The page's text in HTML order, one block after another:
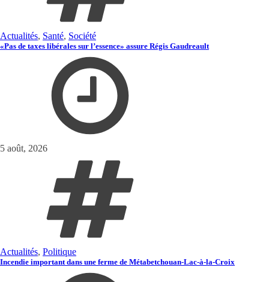
Actualités, Santé, Société
«Pas de taxes libérales sur l’essence» assure Régis Gaudreault
5 août, 2026
Actualités, Politique
Incendie important dans une ferme de Métabetchouan-Lac-à-la-Croix